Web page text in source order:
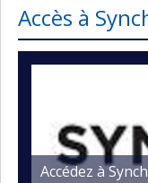
Accès à
Accédez à